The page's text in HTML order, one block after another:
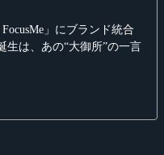
」にブランド統合
生は、あの“大御所”の一言